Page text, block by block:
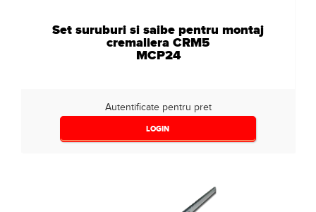
Set suruburi si saibe pentru montaj
cremaliera CRM5
MCP24
Autentificate pentru pret
LOGIN